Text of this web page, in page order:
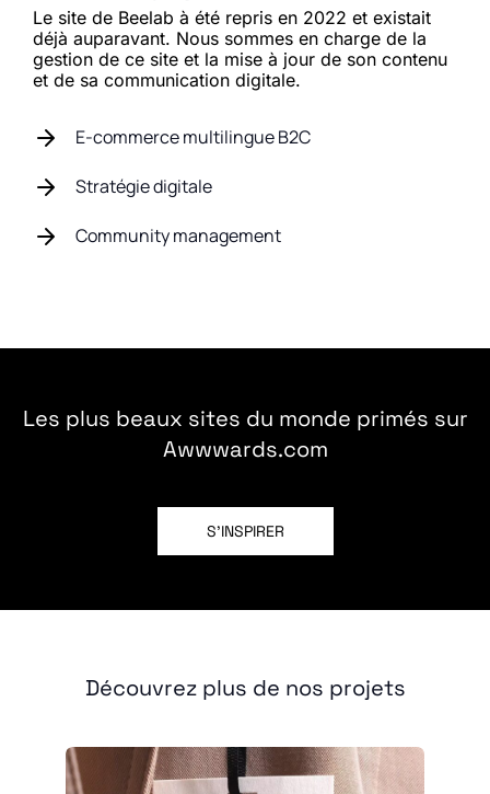
Le site de Beelab à été repris en 2022 et existait
déjà auparavant. Nous sommes en charge de la
gestion de ce site et la mise à jour de son contenu
et de sa communication digitale.
E-commerce multilingue B2C
Stratégie digitale
Community management
Les plus beaux sites du monde primés sur
Awwwards.com
S'INSPIRER
Découvrez plus de nos projets